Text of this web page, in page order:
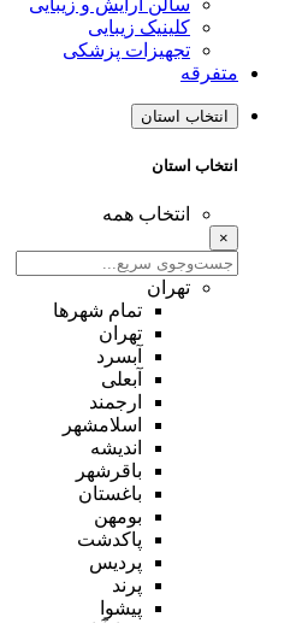
سالن آرایش و زیبایی
کلینیک زیبایی
تجهیزات پزشکی
متفرقه
انتخاب استان
انتخاب استان
انتخاب همه
×
تهران
تمام شهر‌ها
تهران
آبسرد
آبعلی
ارجمند
اسلامشهر
اندیشه
باقرشهر
باغستان
بومهن
پاکدشت
پردیس
پرند
پیشوا